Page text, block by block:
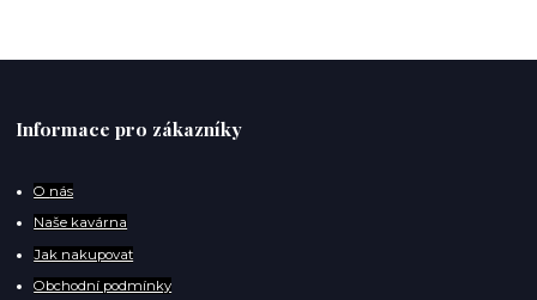
Informace pro zákazníky
O nás
Naše kavárna
Jak nakupovat
Obchodní podmínky